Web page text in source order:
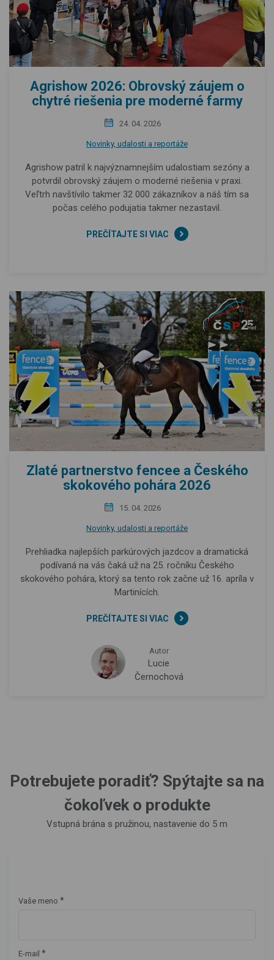
Agrishow 2026: Obrovský záujem o
chytré riešenia pre moderné farmy
24. 04. 2026
Novinky, udalosti a reportáže
Agrishow patril k najvýznamnejším udalostiam sezóny a
potvrdil obrovský záujem o moderné riešenia v praxi.
Veľtrh navštívilo takmer 32 000 zákazníkov a náš tím sa
počas celého podujatia takmer nezastavil.
PREČÍTAJTE SI VIAC
Zlaté partnerstvo fencee a Českého
skokového pohára 2026
15. 04. 2026
Novinky, udalosti a reportáže
Prehliadka najlepších parkúrových jazdcov a dramatická
podívaná na vás čaká už na 25. ročníku Českého
skokového pohára, ktorý sa tento rok začne už 16. apríla v
Martinících.
PREČÍTAJTE SI VIAC
Autor
Lucie
Černochová
Potrebujete poradiť? Spýtajte sa na
čokoľvek o produkte
Vstupná brána s pružinou, nastavenie do 5 m
Vaše meno *
E-mail *